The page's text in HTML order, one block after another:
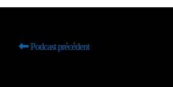
Podcast précédent